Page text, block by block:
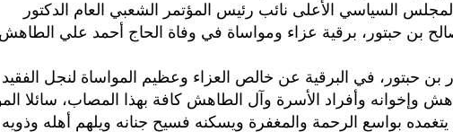
السياسي الأعلى نائب رئيس المؤتمر الشعبي العام الدكتور
بن حبتور، برقية عزاء ومواساة في وفاة الحاج أحمد علي
بن حبتور، في البرقية عن خالص العزاء وعظيم المواساة لنجل الفقيد
وإخوانه وأفراد الأسرة وآل الطاهش كافة بهذا المصاب، سائلا
بواسع الرحمة والمغفرة ويسكنه فسيح جنانه ويلهم أهله وذويه